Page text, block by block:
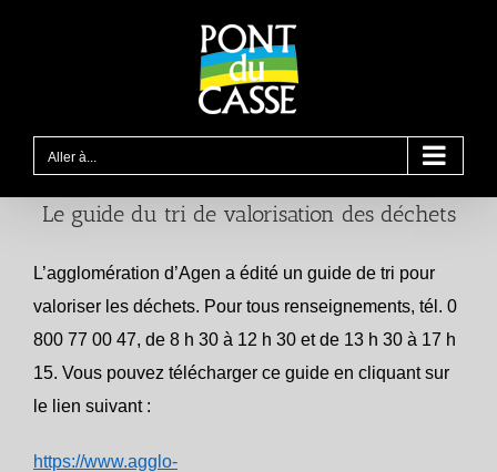
Aller à...
Le guide du tri de valorisation des déchets
L’agglomération d’Agen a édité un guide de tri pour
valoriser les déchets. Pour tous renseignements, tél. 0
800 77 00 47, de 8 h 30 à 12 h 30 et de 13 h 30 à 17 h
15. Vous pouvez télécharger ce guide en cliquant sur
le lien suivant :
https://www.agglo-